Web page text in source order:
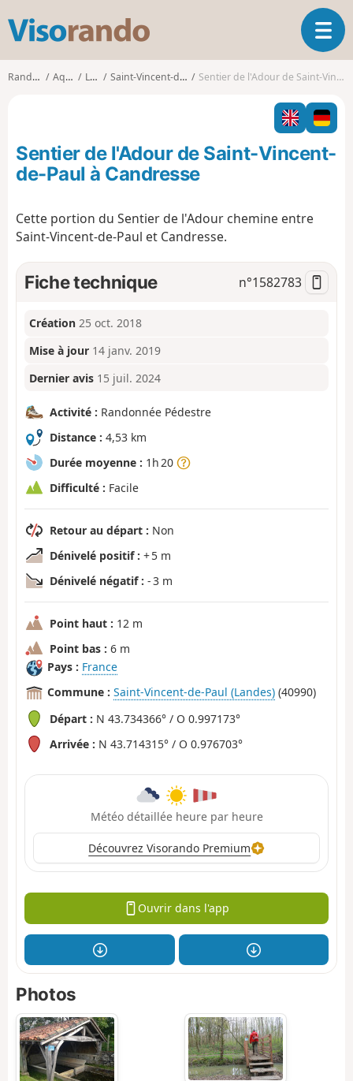
s
o
o
O
u
v
i
r
l
a
t
Randonnées Aquitaine Landes Saint-Vincent-de-Paul (Landes) Sentier de l'Adour de Saint-Vincent-de-Paul à Candresse
Sentier de l'Adour de Saint-Vincent-
de-Paul à Candresse
Cette portion du Sentier de l'Adour chemine entre
Saint-Vincent-de-Paul et Candresse.
Fiche technique n°1582783
Création 25 oct. 2018
Mise à jour 14 janv. 2019
Dernier avis 15 juil. 2024
Activité : Randonnée Pédestre
Distance : 4,53 km
Durée moyenne : 1h 20
Difficulté : Facile
Retour au départ : Non
Dénivelé positif : + 5 m
Dénivelé négatif : - 3 m
Point haut : 12 m
Point bas : 6 m
Pays : France
Commune : Saint-Vincent-de-Paul (Landes) (40990)
Départ : N 43.734366° / O 0.997173°
Arrivée : N 43.714315° / O 0.976703°
Météo détaillée heure par heure
Découvrez Visorando Premium
Ouvrir dans l'app
Photos